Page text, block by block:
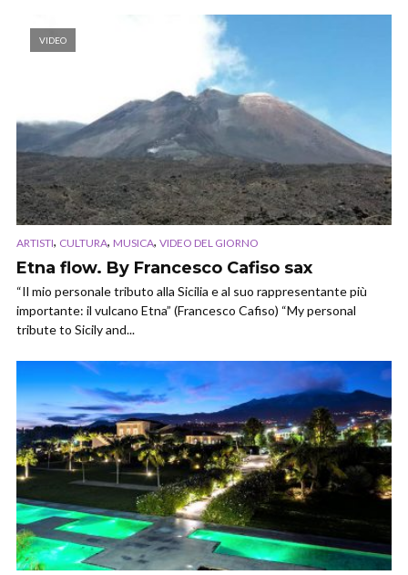
VIDEO
ARTISTI, CULTURA, MUSICA, VIDEO DEL GIORNO
Etna flow. By Francesco Cafiso sax
“Il mio personale tributo alla Sicilia e al suo rappresentante più
importante: il vulcano Etna” (Francesco Cafiso) “My personal
tribute to Sicily and...